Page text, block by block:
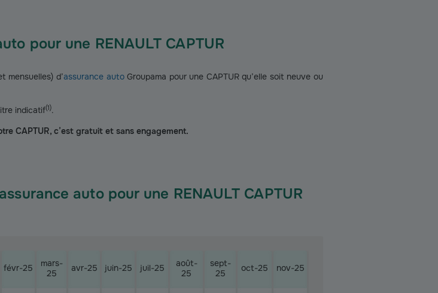
pour une RENAULT CAPTUR
mensuelles) d’assurance autoGroupama pour une CAPTUR qu’elle soit neuve ou
indicatif(1).
CAPTUR, c’est gratuit et sans engagement.
auto pour une RENAULT CAPTUR
févr-25
mars-
25
avr-25 juin-25 juil-25
août-
25
sept-
25
oct-25 nov-25